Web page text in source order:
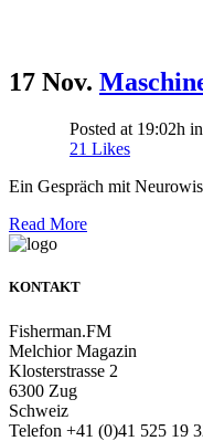
17 Nov.
Posted at 19:02h in
21 Likes
Ein Gespräch mit
Read More
KONTAKT
Fisherman.FM
Melchior Magazin
Klosterstrasse 2
6300 Zug
Schweiz
Telefon +41 (0)41 525 19